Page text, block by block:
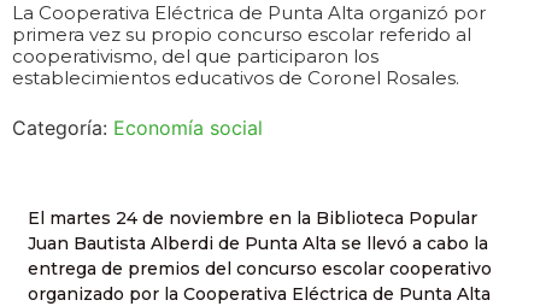
La Cooperativa Eléctrica de Punta Alta organizó por
primera vez su propio concurso escolar referido al
cooperativismo, del que participaron los
establecimientos educativos de Coronel Rosales.
Categoría: Economía social
El martes 24 de noviembre en la Biblioteca Popular
Juan Bautista Alberdi de Punta Alta se llevó a cabo la
entrega de premios del concurso escolar cooperativo
organizado por la Cooperativa Eléctrica de Punta Alta